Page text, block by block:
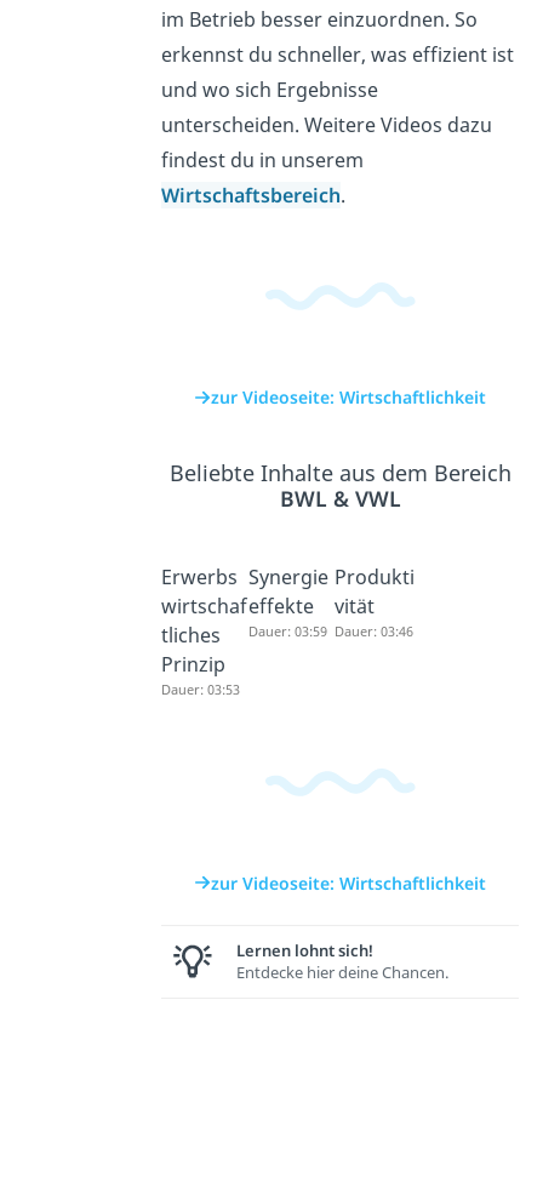
im Betrieb besser einzuordnen. So
erkennst du schneller, was effizient ist
und wo sich Ergebnisse
unterscheiden. Weitere Videos dazu
findest du in unserem
Wirtschaftsbereich.
zur Videoseite: Wirtschaftlichkeit
Beliebte Inhalte aus dem Bereich
BWL & VWL
Erwerbs
wirtschaf
tliches
Prinzip
Dauer: 03:53
Synergie
effekte
Dauer: 03:59
Produkti
vität
Dauer: 03:46
zur Videoseite: Wirtschaftlichkeit
Lernen lohnt sich!
Entdecke hier deine Chancen.